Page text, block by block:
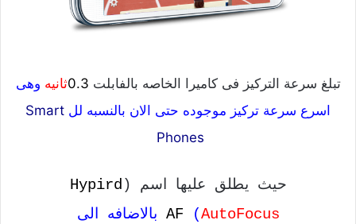
تبلغ سرعة التركيز فى كاميرا الخاصه بالفابلت 0.3ثانيه وهى
اسرع سرعة تركيز موجوده حتى الان بالنسبه لل Smart
Phones
حيث يطلق عليها اسم ( Hypird
AF (AutoFocus
بالاضافه الى